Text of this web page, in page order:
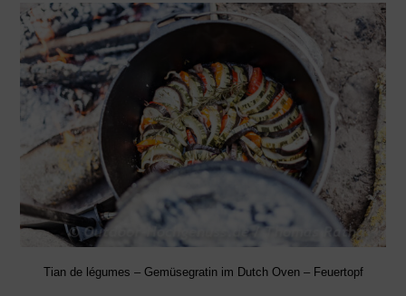
Tian de légumes – Gemüsegratin im Dutch Oven – Feuertopf